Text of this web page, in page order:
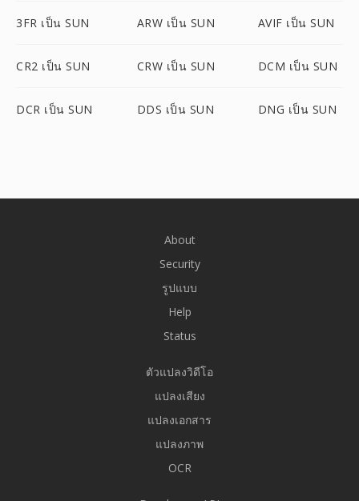
3FR เป็น SUN ARW เป็น SUN AVIF เป็น SUN
CR2 เป็น SUN CRW เป็น SUN DCM เป็น SUN
DCR เป็น SUN DDS เป็น SUN DNG เป็น SUN
About
Security
รูปแบบ
Help
Status
ตัวแปลงวิดีโอ
แปลงเสียง
แปลงเอกสาร
แปลงภาพ
OCR